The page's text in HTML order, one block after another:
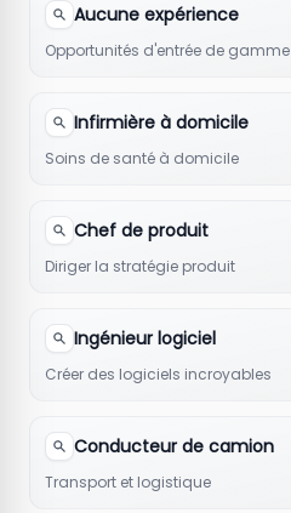
Aucune expérience
Opportunités d'entrée de gamme
Infirmière à domicile
Soins de santé à domicile
Chef de produit
Diriger la stratégie produit
Ingénieur logiciel
Créer des logiciels incroyables
Conducteur de camion
Transport et logistique